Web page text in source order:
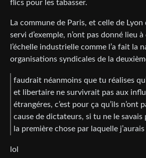
flics pour les tabasser.
La commune de Paris, et celle de Lyon
servi d’exemple, n’ont pas donné lieu
l’échelle industrielle comme l’a fait la
organisations syndicales de la
faudrait néanmoins que tu réalises
et libertaire ne survivrait pas aux
étrangéres, c’est pour ça qu’ils n’ont
cause de dictateurs, si tu ne le savais
la première chose par laquelle
lol